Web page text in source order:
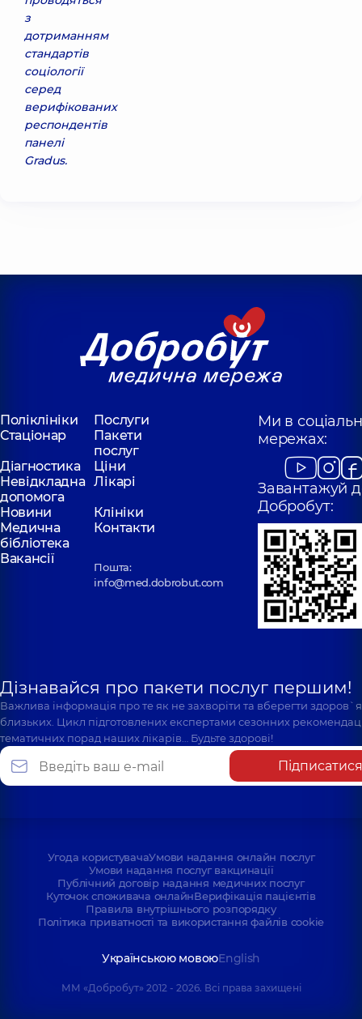
з
дотриманням
стандартів
соціології
серед
верифікованих
респондентів
панелі
Gradus.
Поліклініки
Послуги
Стаціонар
Пакети
послуг
Діагностика
Ціни
Невідкладна
допомога
Лікарі
Новини
Клініки
Медична
бібліотека
Контакти
Вакансії
Пошта:
info@med.dobrobut.com
Ми в
мережах:
Завантажуй
Добробут:
Дізнавайся про пакети послуг першим!
Важлива інформація про те як не захворіти та вберегти
близьких. Цикл підготовлених експертами сезонних
тематичних порад наших лікарів… Будьте здорові!
Підписатися
Угода користувачаУмови надання онлайн послуг
Умови надання послуг вакцинації
Публічний договір надання медичних послуг
Куточок споживача онлайнВерифікація пацієнтів
Правила внутрішнього розпорядку
Політика приватності та використання файлів cookie
Українською мовоюEnglish
ММ «Добробут» 2012 - 2026. Всі права захищені